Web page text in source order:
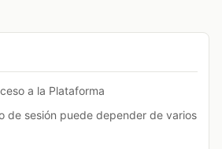
a la Plataforma
de sesión puede depender de varios